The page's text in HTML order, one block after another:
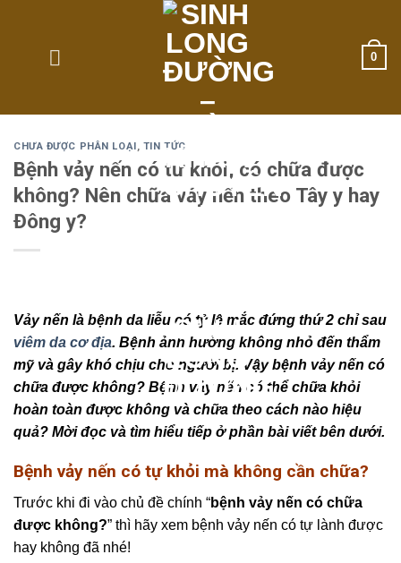
0
CHƯA ĐƯỢC PHÂN LOẠI, TIN TỨC
Bệnh vảy nến có tự khỏi, có chữa được
không? Nên chữa vảy nến theo Tây y hay
Đông y?
Vảy nến là bệnh da liễu có tỷ lệ mắc đứng thứ 2 chỉ sau
viêm da cơ địa. Bệnh ảnh hưởng không nhỏ đến thẩm
mỹ và gây khó chịu cho người bị. Vậy bệnh vảy nến có
chữa được không? Bệnh vảy nến có thể chữa khỏi
hoàn toàn được không và chữa theo cách nào hiệu
quả? Mời đọc và tìm hiểu tiếp ở phần bài viết bên dưới.
Bệnh vảy nến có tự khỏi mà không cần chữa?
Trước khi đi vào chủ đề chính “bệnh vảy nến có chữa
được không?” thì hãy xem bệnh vảy nến có tự lành được
hay không đã nhé!